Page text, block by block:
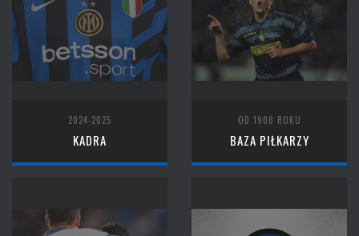
2024-2025
KADRA
OD 1908 ROKU
BAZA PIŁKARZY